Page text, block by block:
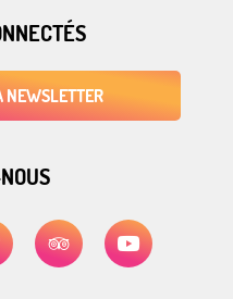
NEWSLETTER